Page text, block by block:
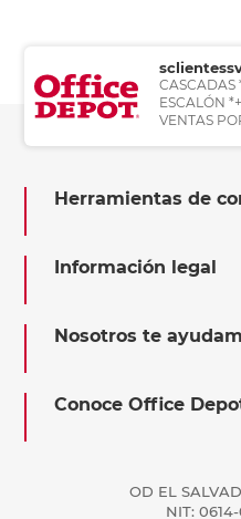
CASCADAS
ESCALÓN
VENTAS
Herramientas de
Información legal
Nosotros te
Conoce Office
OD EL
NIT: